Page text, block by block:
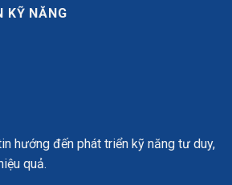
KỸ NĂNG
hướng đến phát triển kỹ năng tư duy,
quả.